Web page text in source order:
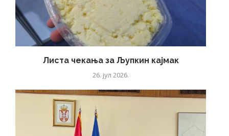
Листа чекања за Љупкин кајмак
26. јул 2026.